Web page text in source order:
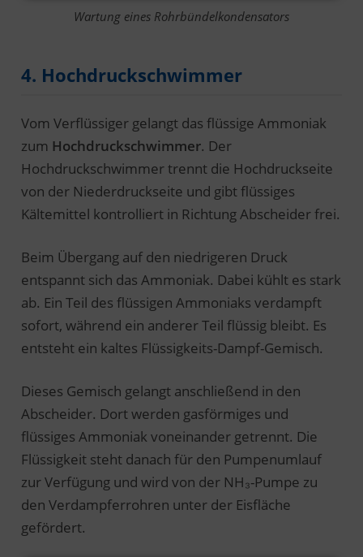
Wartung eines Rohrbündelkondensators
4. Hochdruckschwimmer
Vom Verflüssiger gelangt das flüssige Ammoniak
zum Hochdruckschwimmer. Der
Hochdruckschwimmer trennt die Hochdruckseite
von der Niederdruckseite und gibt flüssiges
Kältemittel kontrolliert in Richtung Abscheider frei.
Beim Übergang auf den niedrigeren Druck
entspannt sich das Ammoniak. Dabei kühlt es stark
ab. Ein Teil des flüssigen Ammoniaks verdampft
sofort, während ein anderer Teil flüssig bleibt. Es
entsteht ein kaltes Flüssigkeits-Dampf-Gemisch.
Dieses Gemisch gelangt anschließend in den
Abscheider. Dort werden gasförmiges und
flüssiges Ammoniak voneinander getrennt. Die
Flüssigkeit steht danach für den Pumpenumlauf
zur Verfügung und wird von der NH₃-Pumpe zu
den Verdampferrohren unter der Eisfläche
gefördert.